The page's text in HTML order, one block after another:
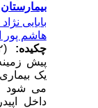
بیمارستان سینا-
بابایی نژاد
هاشم پور
چکیده:
پیش
یک
می شود
داخل